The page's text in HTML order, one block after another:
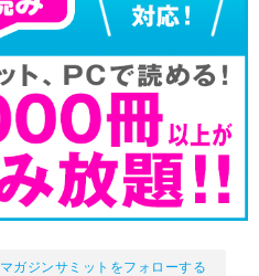
マガジンサミットをフォローする